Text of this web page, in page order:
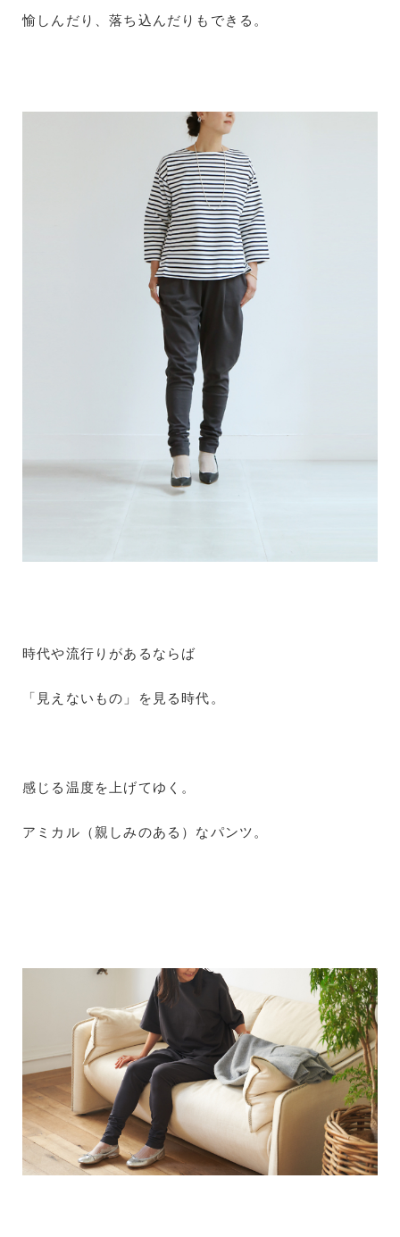
愉しんだり、落ち込んだりもできる。
時代や流行りがあるならば
「見えないもの」を見る時代。
感じる温度を上げてゆく。
アミカル（親しみのある）なパンツ。